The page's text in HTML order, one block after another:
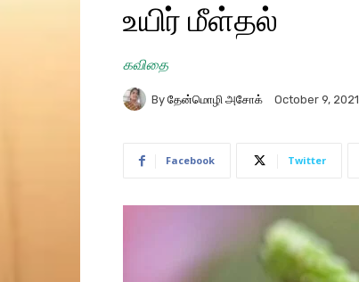
உயிர் மீள்தல்
கவிதை
By தேன்மொழி அசோக் October 9, 2021
Facebook Twitter